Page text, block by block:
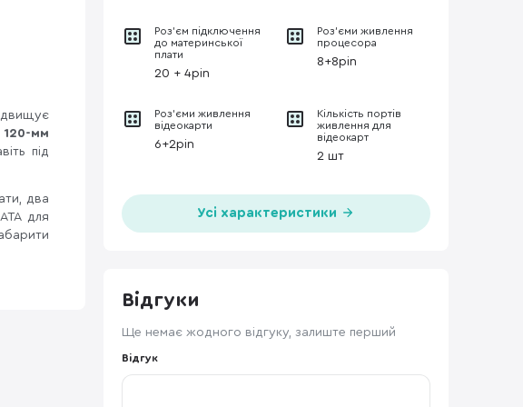
120-мм
під
два
для
Роз’єм підключення
до материнської
плати
20 + 4pin
Роз'єми живлення
процесора
8+8pin
Роз'єми живлення
відеокарти
6+2pin
Кількість портів
живлення для
відеокарт
2 шт
Усі характеристики
Відгуки
Ще немає жодного відгуку, залиште перший
Відгук